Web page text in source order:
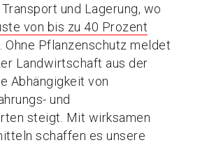
und Lagerung, wo
von bis zu 40 Prozent
Ohne Pflanzenschutz meldet
Landwirtschaft aus der
Abhängigkeit von
und
steigt. Mit wirksamen
schaffen es unsere